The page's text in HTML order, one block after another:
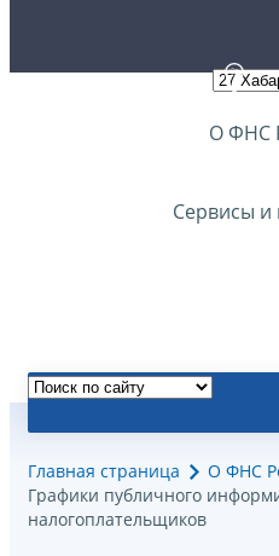
О ФНС
Сервисы и
Главная страница
О ФНС
Графики публичного
налогоплательщиков